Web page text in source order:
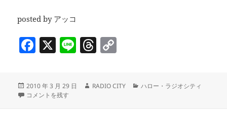
posted by アッコ
F
c
e
X Li T
a y
投
稿
2010 年 3 月 29 日
作
RADIO CITY
カ
ハロー・ラジオシティ
取材：日八会さくらまつり 富永一さん／コーナー「大好き！中央区」
コメントを残す